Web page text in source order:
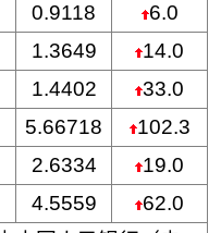
0.9118
6.0
1.3649
14.0
1.4402
33.0
5.66718
102.3
2.6334
19.0
4.5559
62.0